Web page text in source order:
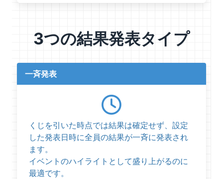
3つの結果発表タイプ
一斉発表
くじを引いた時点では結果は確定せず、設定
した発表日時に全員の結果が一斉に発表され
ます。
イベントのハイライトとして盛り上がるのに
最適です。